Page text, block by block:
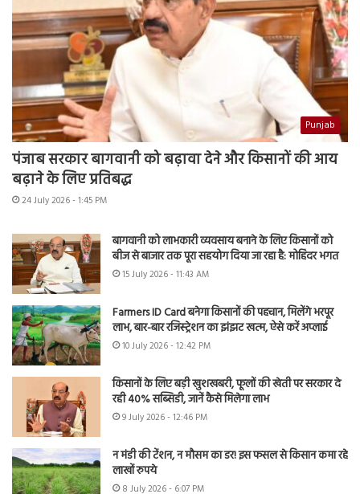
Punjab
पंजाब सरकार बागवानी को बढ़ावा देने और किसानों की आय
बढ़ाने के लिए प्रतिबद्ध
24 July 2026 - 1:45 PM
बागवानी को लाभकारी व्यवसाय बनाने के लिए किसानों को
बीज से बाजार तक पूरा सहयोग दिया जा रहा है: मोहिंदर भगत
15 July 2026 - 11:43 AM
Farmers ID Card बनेगा किसानों की पहचान, मिलेंगे भरपूर
लाभ, बार-बार रजिस्ट्रेशन का झंझट खत्म, ऐसे करें अप्लाई
10 July 2026 - 12:42 PM
किसानों के लिए बड़ी खुशखबरी, फूलों की खेती पर सरकार दे
रही 40% सब्सिडी, जानें कैसे मिलेगा लाभ
9 July 2026 - 12:46 PM
न मंडी की टेंशन, न मौसम का डर! इस फसल से किसान कमा रहे
लाखों रुपये
8 July 2026 - 6:07 PM